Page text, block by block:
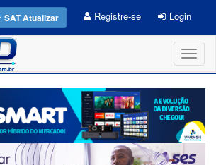
SAT Atualizar Registre-se Login